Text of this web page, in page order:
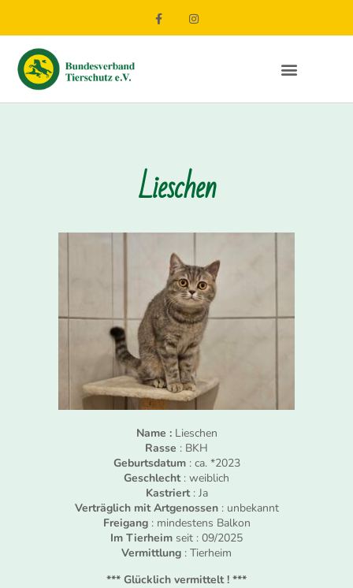
Lieschen
Name :Lieschen
Rasse : BKH
Geburtsdatum: ca. *2023
Geschlecht: weiblich
Kastriert: Ja
Verträglich mit Artgenossen: unbekannt
Freigang: mindestens Balkon
Im Tierheim seit : 09/2025
Vermittlung : Tierheim
*** Glücklich vermittelt ! ***